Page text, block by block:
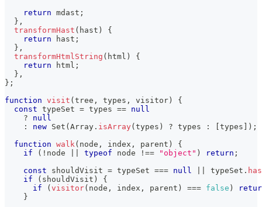
return mdast ;
} ,
transformHast ( hast )
{
return hast ;
} ,
transformHtmlString ( html )
{
return html ;
} ,
} ;
function visit ( tree , types , visitor )
{
const typeSet = types == null
?
null
:
new Set ( Array . isArray( types ) ? types : types ) ;
function walk( node , index , parent )
{
if
( ! node typeof node !== "object" ) return ;
const shouldVisit = typeSet === null typeSet . has
if
( shouldVisit )
{
if
( visitor( node , index , parent ) === false )
}